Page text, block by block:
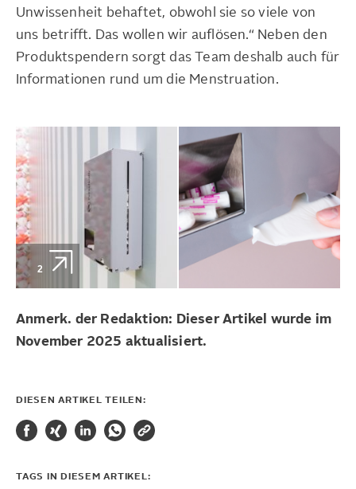
Unwissenheit behaftet, obwohl sie so viele von
uns betrifft. Das wollen wir auflösen.“ Neben den
Produktspendern sorgt das Team deshalb auch für
Informationen rund um die Menstruation.
2
Anmerk. der Redaktion: Dieser Artikel wurde im
November 2025 aktualisiert.
DIESEN ARTIKEL TEILEN:
TAGS IN DIESEM ARTIKEL: